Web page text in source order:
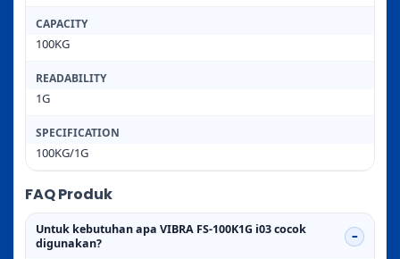
CAPACITY
100KG
READABILITY
1G
SPECIFICATION
100KG/1G
FAQ Produk
Untuk kebutuhan apa VIBRA FS-100K1G i03 cocok
digunakan?